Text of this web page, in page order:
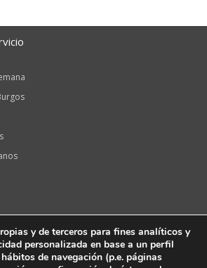
Burgos
en Castilla y León
y de terceros para fines analíticos y
personalizada en base a un perfil
de navegación (p.e. páginas